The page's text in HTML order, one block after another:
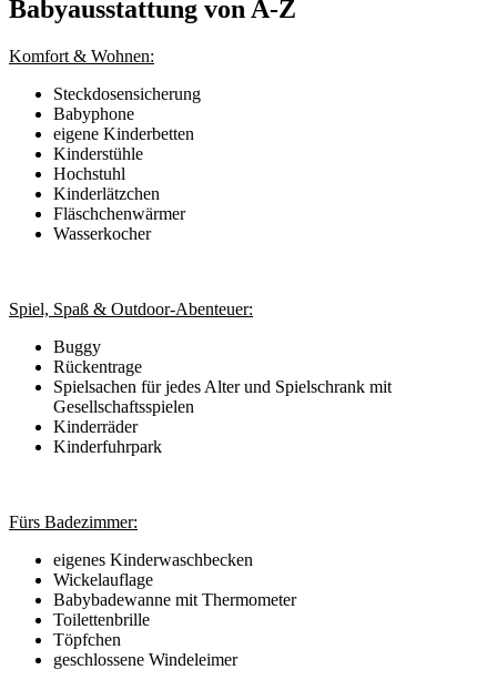
Babyausstattung von A-Z
Komfort & Wohnen:
Steckdosensicherung
Babyphone
eigene Kinderbetten
Kinderstühle
Hochstuhl
Kinderlätzchen
Fläschchenwärmer
Wasserkocher
Spiel, Spaß & Outdoor-Abenteuer:
Buggy
Rückentrage
Spielsachen für jedes Alter und Spielschrank mit
Gesellschaftsspielen
Kinderräder
Kinderfuhrpark
Fürs Badezimmer:
eigenes Kinderwaschbecken
Wickelauflage
Babybadewanne mit Thermometer
Toilettenbrille
Töpfchen
geschlossene Windeleimer